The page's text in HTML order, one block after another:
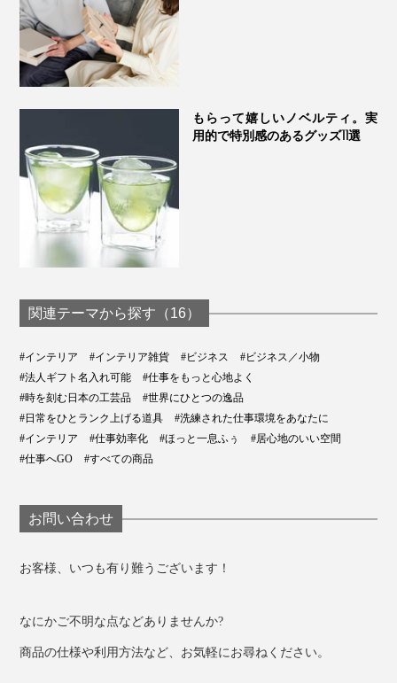
メガネを置いたり、手が触れたりしても、倒れたり転が
ったりしないので、毎日、気持ちよく使えます。
スマホ・腕時計・メガネ・ペン……ひとつ、ひとつセッ
トして並べた景色は、ごらんのとおり、実にスマート。
デスクがととのうと、自然と、気持ちもととのって、仕
事への集中力も高まるはずです。
玄関やベッドサイドに置いても、身じたくがスムーズに
男性はもちろん、女性にもおすすめです。
もらって嬉しいノベルティ。実
用的で特別感のあるグッズ11選
関連テーマから探す（16）
#インテリア #インテリア雑貨 #ビジネス
#ビジネス／小物
#法人ギフト名入れ可能
#仕事をもっと心地よく
#時を刻む日本の工芸品
#世界にひとつの逸品
#日常をひとランク上げる道具
#洗練された仕事環境をあなたに
#インテリア
#仕事効率化 #ほっと一息ふぅ
#居心地のいい空間
#仕事へGO
#すべての商品
お問い合わせ
お客様、いつも有り難うございます！
なにかご不明な点などありませんか?
商品の仕様や利用方法など、お気軽にお尋ねください。